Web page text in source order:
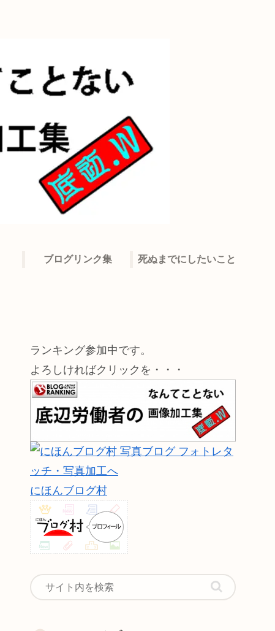
ブログリンク集 死ぬまでにしたいこと
ランキング参加中です。
よろしければクリックを・・・
にほんブログ村